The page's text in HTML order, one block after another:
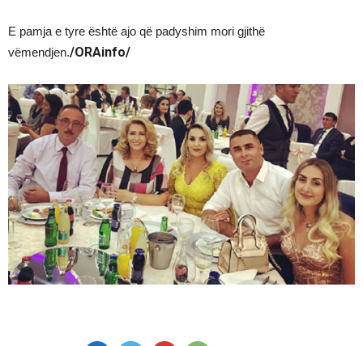
E pamja e tyre është ajo që padyshim mori gjithë
vëmendjen./ORAinfo/